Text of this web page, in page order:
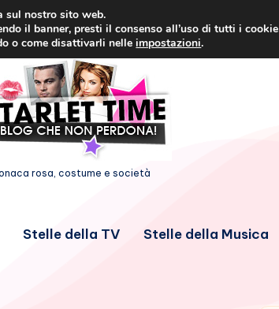
rosa, costume e società
Stelle della TV Stelle della Musica
sul nostro sito web.
il banner, presti il consenso all’uso di tutti i cookie
o come disattivarli nelleimpostazioni.